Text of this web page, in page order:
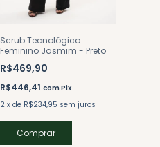
Scrub Tecnológico
Feminino Jasmim - Preto
R$469,90
R$446,41comPix
2 xde R$234,95 sem juros
Comprar